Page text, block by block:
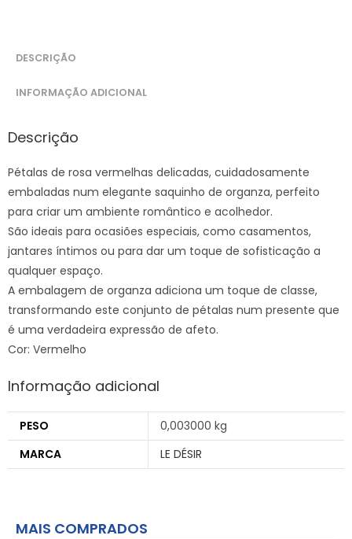
DESCRIÇÃO
INFORMAÇÃO ADICIONAL
Descrição
Pétalas de rosa vermelhas delicadas, cuidadosamente
embaladas num elegante saquinho de organza, perfeito
para criar um ambiente romântico e acolhedor.
São ideais para ocasiões especiais, como casamentos,
jantares íntimos ou para dar um toque de sofisticação a
qualquer espaço.
A embalagem de organza adiciona um toque de classe,
transformando este conjunto de pétalas num presente que
é uma verdadeira expressão de afeto.
Cor: Vermelho
Informação adicional
PESO
0,003000 kg
MARCA
LE DÉSIR
MAIS COMPRADOS